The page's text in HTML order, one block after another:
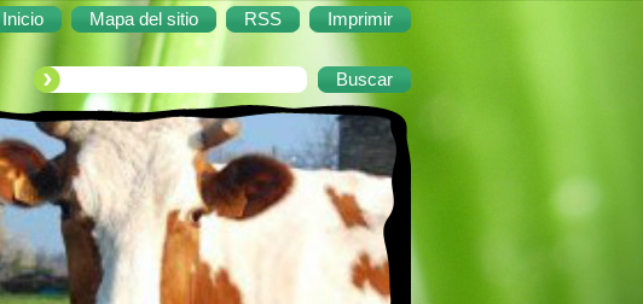
Inicio Mapa del sitio RSS Imprimir